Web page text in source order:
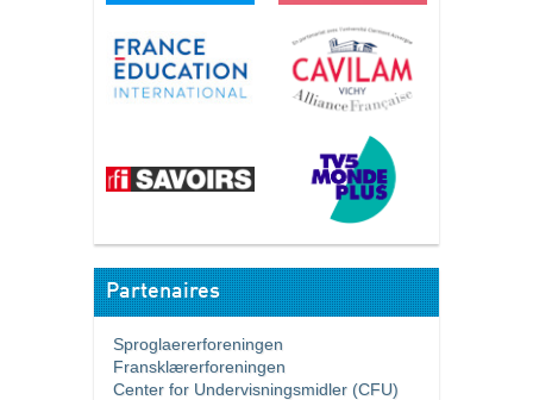
Partenaires
Sproglaererforeningen
Fransklærerforeningen
Center for Undervisningsmidler (CFU)